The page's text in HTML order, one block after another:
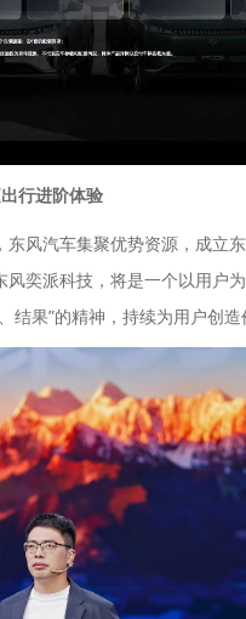
行进阶体验
风汽车集聚优势资源，成立
奕派科技，将是一个以用户
结果”的精神，持续为用户创